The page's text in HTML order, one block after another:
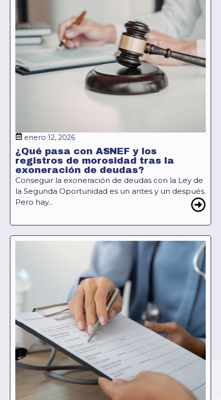
enero 12, 2026
¿Qué pasa con ASNEF y los
registros de morosidad tras la
exoneración de deudas?
Conseguir la exoneración de deudas con la Ley de
la Segunda Oportunidad es un antes y un después.
Pero hay...